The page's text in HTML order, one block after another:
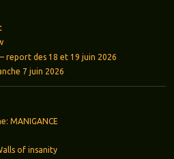
report des 18 et 19 juin 2026
7 juin 2026
MANIGANCE
of insanity